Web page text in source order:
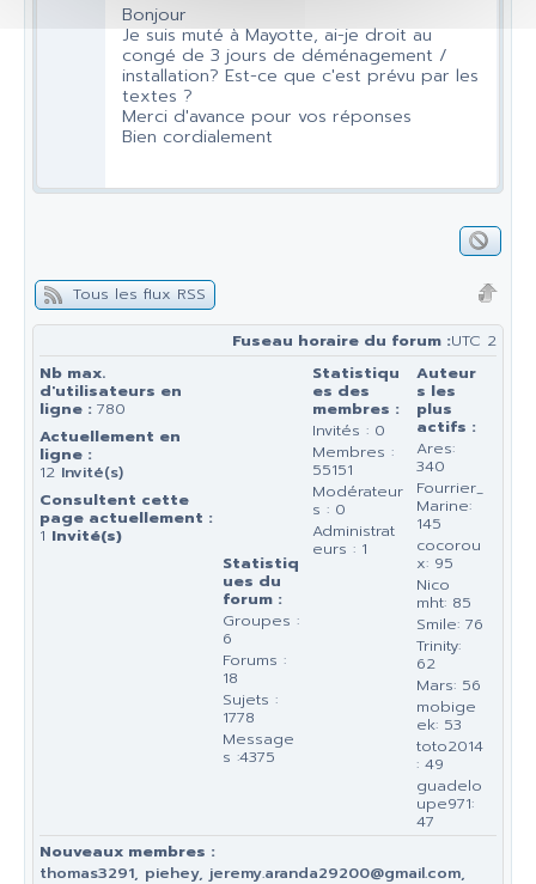
Bonjour
Je suis muté à Mayotte, ai-je droit au
congé de 3 jours de déménagement /
installation? Est-ce que c'est prévu par les
textes ?
Merci d'avance pour vos réponses
Bien cordialement
Tous les flux RSS
Fuseau horaire du forum :UTC 2
Nb max.
d'utilisateurs en
ligne : 780
Actuellement en
ligne :
12 Invité(s)
Consultent cette
page actuellement :
1 Invité(s)
Auteur
s les
plus
actifs :
Ares:
340
Fourrier_
Marine:
145
cocorou
x: 95
Nico
mht: 85
Smile: 76
Trinity:
62
Mars: 56
mobige
ek: 53
toto2014
: 49
guadelo
upe971:
47
Statistiqu
es des
membres :
Invités : 0
Membres :
55151
Modérateur
s : 0
Administrat
eurs : 1
Statistiq
ues du
forum :
Groupes :
6
Forums :
18
Sujets :
1778
Message
s :4375
Nouveaux membres :
thomas3291, piehey, jeremy.aranda29200@gmail.com,